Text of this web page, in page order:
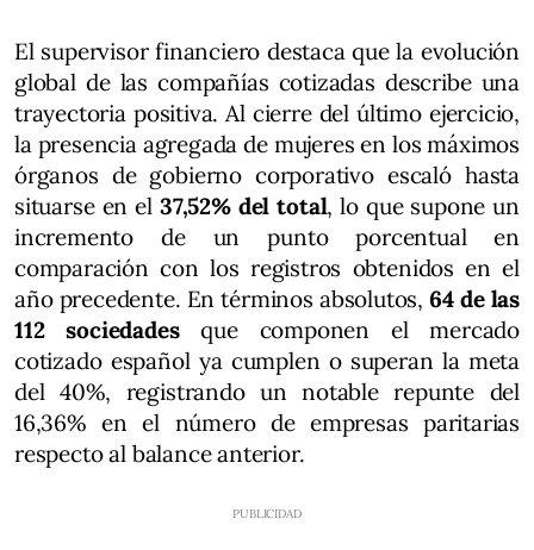
El supervisor financiero destaca que la evolución
global de las compañías cotizadas describe una
trayectoria positiva. Al cierre del último ejercicio,
la presencia agregada de mujeres en los máximos
órganos de gobierno corporativo escaló hasta
situarse en el 37,52% del total, lo que supone un
incremento de un punto porcentual en
comparación con los registros obtenidos en el
año precedente. En términos absolutos,64 de las
112 sociedadesque componen el mercado
cotizado español ya cumplen o superan la meta
del 40%, registrando un notable repunte del
16,36% en el número de empresas paritarias
respecto al balance anterior.